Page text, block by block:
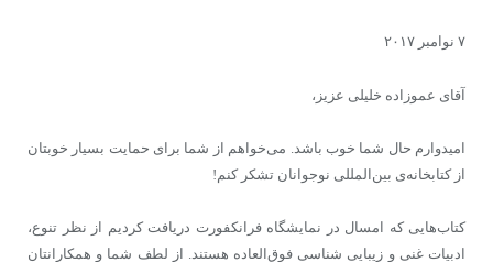
۷ نوامبر ۲۰۱۷
آقای عموزاده خلیلی عزیز،
امیدوارم حال شما خوب باشد. می‌خواهم از شما برای حمایت بسیار خوبتان
از کتابخانه‌ی بین‌المللی نوجوانان تشکر کنم!
کتاب‌هایی که امسال در نمایشگاه فرانکفورت دریافت کردیم از نظر تنوع،
ادبیات غنی و زیبایی شناسی فوق‌العاده هستند. از لطف شما و همکارانتان